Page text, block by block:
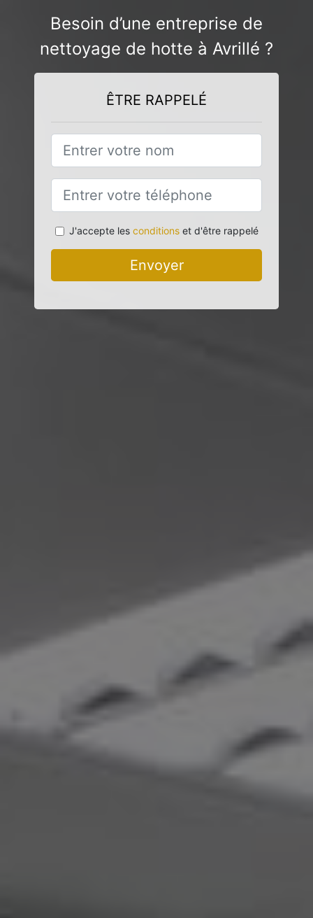
Besoin d’une entreprise de
nettoyage de hotte à Avrillé ?
ÊTRE RAPPELÉ
J'accepte les conditionset d'être rappelé
Envoyer